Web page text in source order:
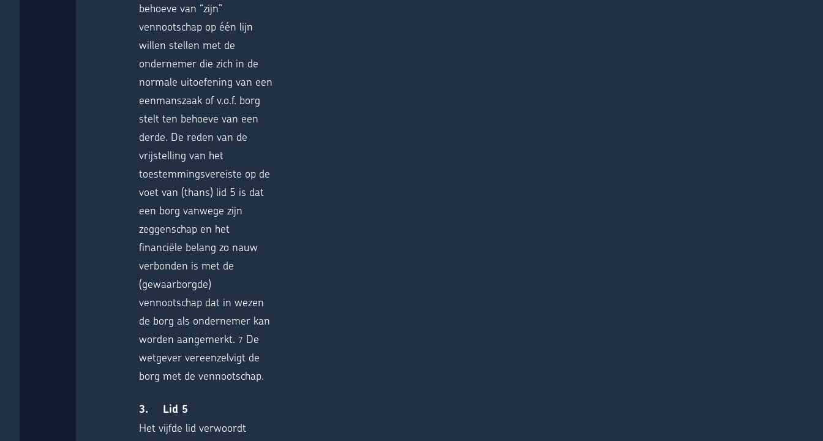
behoeve van “zijn”
vennootschap op één lijn
willen stellen met de
ondernemer die zich in de
normale uitoefening van een
eenmanszaak of v.o.f. borg
stelt ten behoeve van een
derde. De reden van de
vrijstelling van het
toestemmingsvereiste op de
voet van (thans) lid 5 is dat
een borg vanwege zijn
zeggenschap en het
financiële belang zo nauw
verbonden is met de
(gewaarborgde)
vennootschap dat in wezen
de borg als ondernemer kan
worden aangemerkt. 7 De
wetgever vereenzelvigt de
borg met de vennootschap.
3. Lid 5
Het vijfde lid verwoordt